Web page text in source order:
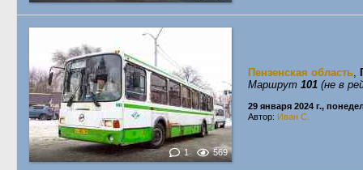
1 569
Пензенская область,
Маршрут 101 (не в
29 января 2024 г.,
Автор: Иван С.